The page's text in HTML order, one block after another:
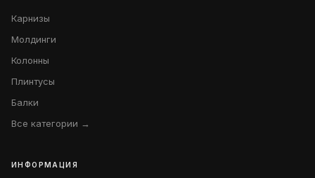
Карнизы
Молдинги
Колонны
Плинтусы
Балки
Все категории →
ИНФОРМАЦИЯ